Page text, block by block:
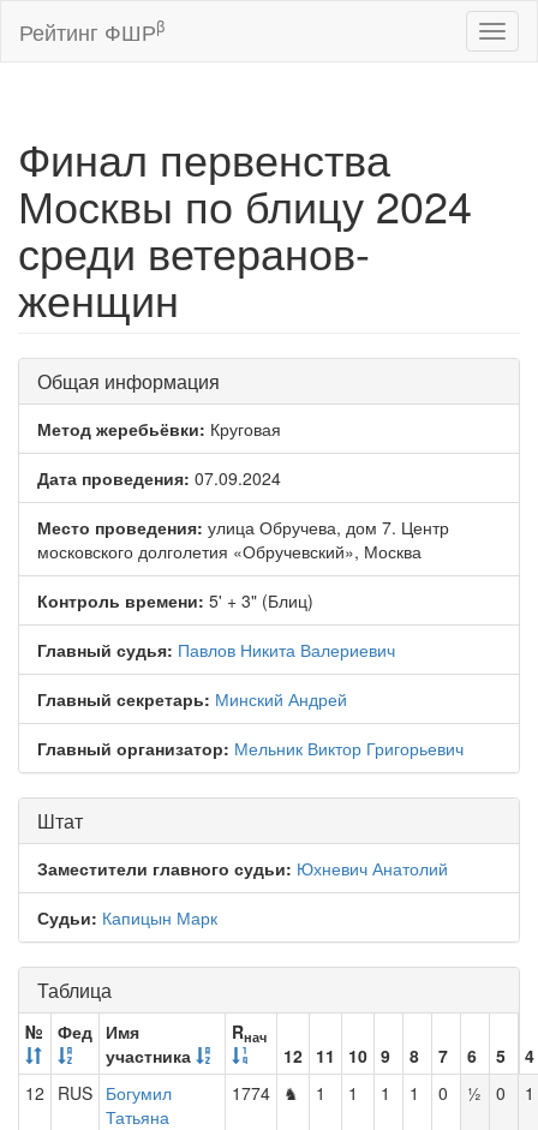
Рейтинг ФШРβ
Финал первенства
Москвы по блицу 2024
среди ветеранов-
женщин
Общая информация
Метод жеребьёвки: Круговая
Дата проведения: 07.09.2024
Место проведения: улица Обручева, дом 7. Центр
московского долголетия «Обручевский», Москва
Контроль времени: 5' + 3" (Блиц)
Главный судья: Павлов Никита Валериевич
Главный секретарь: Минский Андрей
Главный организатор: Мельник Виктор Григорьевич
Штат
Заместители главного судьи: Юхневич Анатолий
Судьи: Капицын Марк
Таблица
№ Фед Имя
участника
Rнач
12 11 10 9 8 7 6 5
4
12
RUS Богумил
Татьяна
1774 ♞ 1 1 1 1 0 ½ 0 1